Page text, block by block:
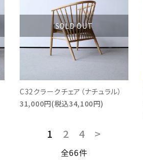
SOLD OUT
C32クラークチェア（ナチュラル）
31,000円(税込34,100円)
1 2 4 >
全66件